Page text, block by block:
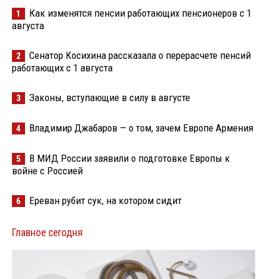
1
Как изменятся пенсии работающих пенсионеров с 1
августа
2
Сенатор Косихина рассказала о перерасчете пенсий
работающих с 1 августа
3 Законы, вступающие в силу в августе
4 Владимир Джабаров — о том, зачем Европе Армения
5
В МИД России заявили о подготовке Европы к
войне с Россией
6 Ереван рубит сук, на котором сидит
Главное сегодня